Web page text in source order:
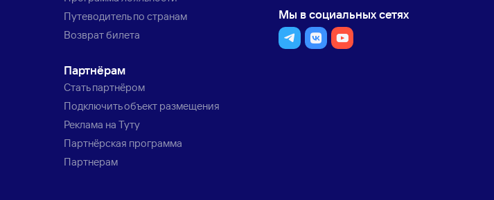
Путеводитель по странам
Возврат билета
Партнёрам
Стать партнёром
Подключить объект размещения
Реклама на Туту
Партнёрская программа
Партнерам
Мы в социальных сетях